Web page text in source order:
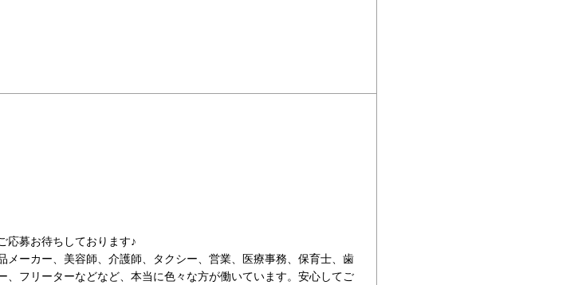
募お待ちしております♪
メーカー、美容師、介護師、タクシー、営業、医療事務、保育士、歯
、フリーターなどなど、本当に色々な方が働いています。安心してご